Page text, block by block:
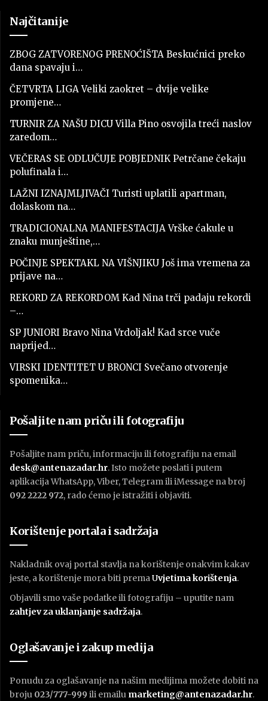
Najčitanije
ZBOG ZATVORENOG PRENOĆIŠTA Beskućnici preko
dana spavaju i…
ČETVRTA LIGA Veliki zaokret – dvije velike
promjene…
TURNIR ZA NAŠU DICU Villa Pino osvojila treći naslov
zaredom…
VEČERAS SE ODLUČUJE POBJEDNIK Petrčane čekaju
polufinala i…
LAŽNI IZNAJMLJIVAČI Turisti uplatili apartman,
dolaskom na…
TRADICIONALNA MANIFESTACIJA Vrške ćakule u
znaku munještine,…
POČINJE SPEKTAKL NA VIŠNJIKU Još ima vremena za
prijave na…
REKORD ZA REKORDOM Kad Nina trči padaju rekordi
–…
SP JUNIORI Bravo Nina Vrdoljak! Kad srce vuče
naprijed…
VIRSKI IDENTITET U BRONCI Svečano otvorenje
spomenika…
Pošaljite nam priču ili fotografiju
Pošaljite nam priču, informaciju ili fotografiju na email
desk@antenazadar.hr. Isto možete poslati i putem
aplikacija WhatsApp, Viber, Telegram ili iMessage na broj
092 2222 972, rado ćemo je istražiti i objaviti.
Korištenje portala i sadržaja
Nakladnik ovaj portal stavlja na korištenje onakvim kakav
jeste, a korištenje mora biti premaUvjetima korištenja.
Objavili smo vaše podatke ili fotografiju – uputite nam
zahtjev za uklanjanje sadržaja.
Oglašavanje i zakup medija
Ponudu za oglašavanje na našim medijima možete dobiti na
broju 023/777-999 ili emailu marketing@antenazadar.hr.